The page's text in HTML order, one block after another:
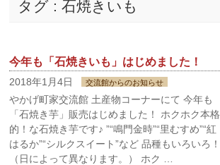
タグ : 石焼きいも
今年も「石焼きいも」はじめました！
2018年1月4日 交流館からのお知らせ
やかげ町家交流館 土産物コーナーにて 今年も
「石焼き芋」販売はじめました！ ホクホク本格
的！な石焼き芋です♪ ”“鳴門金時”“里むすめ”“紅
はるか”“シルクスイート”など 品種もいろいろ！
（日によって異なります。） ホク …